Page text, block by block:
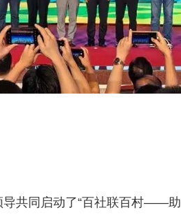
共同启动了“百社联百村——助